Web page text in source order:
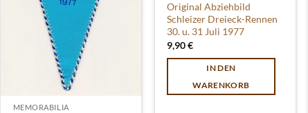
MEMORABILIA
Original Abziehbild
Schleizer Dreieck-Rennen
30. u. 31 Juli 1977
9,90€
IN DEN
WARENKORB